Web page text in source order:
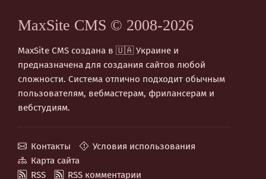
MaxSite CMS © 2008-2026
MaxSite CMS создана в 🇺🇦 Украине и
предназначена для создания сайтов любой
сложности. Система отлично подходит обычным
пользователям, вебмастерам, фрилансерам и
вебстудиям.
Контакты
Условия использования
Карта сайта
RSS
RSS комментарии